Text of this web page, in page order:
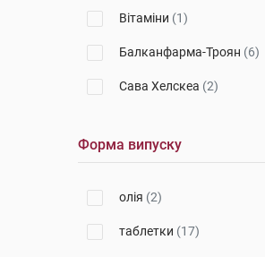
Вітаміни (1)
Балканфарма-Троян (6)
Сава Хелскеа (2)
Дельта Медікел
Форма випуску
олія (2)
таблетки (17)